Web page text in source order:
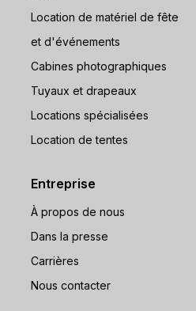
Location de matériel de fête
et d'événements
Cabines photographiques
Tuyaux et drapeaux
Locations spécialisées
Location de tentes
Entreprise
À propos de nous
Dans la presse
Carrières
Nous contacter